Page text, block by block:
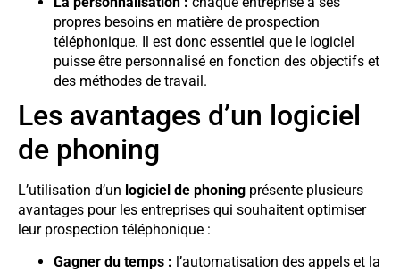
propres besoins en matière de prospection
téléphonique. Il est donc essentiel que le logiciel
puisse être personnalisé en fonction des objectifs et
des méthodes de travail.
Les avantages d’un logiciel
de phoning
L’utilisation d’un logiciel de phoning présente plusieurs
avantages pour les entreprises qui souhaitent optimiser
leur prospection téléphonique :
Gagner du temps : l’automatisation des appels et la